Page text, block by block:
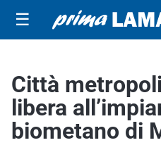
☰
Città
libera
biometano di